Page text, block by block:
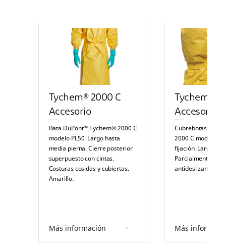
Tychem® 2000 C
Accesorio
Bata DuPont™ Tychem® 2000 C
modelo PL50. Largo hasta
media pierna. Cierre posterior
superpuesto con cintas.
Costuras cosidas y cubiertas.
Amarillo.
Más información
Tychem®
Accesorio
Cubrebotas
2000 C modello
fijación. Largo
Parcialmente
antideslizante.
Más